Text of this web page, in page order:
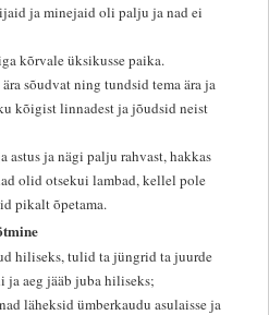
ja minejaid oli palju ja nad ei
kõrvale üksikusse paika.
sõudvat ning tundsid tema ära ja
kõigist linnadest ja jõudsid neist
astus ja nägi palju rahvast, hakkas
olid otsekui lambad, kellel pole
pikalt õpetama.
hiliseks, tulid ta jüngrid ta juurde
aeg jääb juba hiliseks;
läheksid ümberkaudu asulaisse ja